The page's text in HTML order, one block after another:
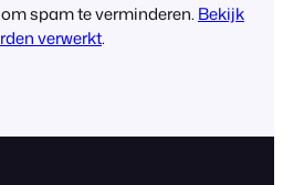
spam te verminderen. Bekijk
verwerkt.